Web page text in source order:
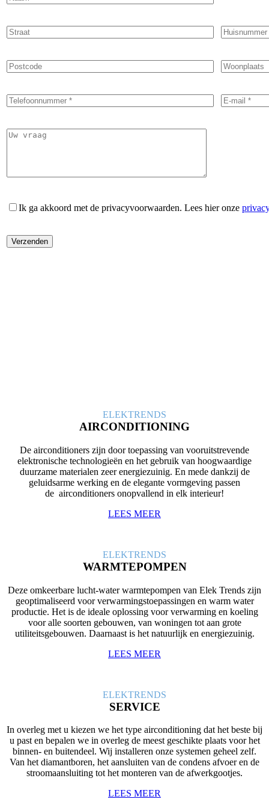
Ik ga akkoord met de privacyvoorwaarden. Lees hier onze
ELEKTRENDS
AIRCONDITIONING
De airconditioners zijn door toepassing van vooruitstrevende
elektronische technologieën en het gebruik van hoogwaardige
duurzame materialen zeer energiezuinig. En mede dankzij de
geluidsarme werking en de elegante vormgeving passen
de airconditioners onopvallend in elk interieur!
LEES MEER
ELEKTRENDS
WARMTEPOMPEN
Deze omkeerbare lucht-water warmtepompen van Elek Trends zijn
geoptimaliseerd voor verwarmingstoepassingen en warm water
productie. Het is de ideale oplossing voor verwarming en koeling
voor alle soorten gebouwen, van woningen tot aan grote
utiliteitsgebouwen. Daarnaast is het natuurlijk en energiezuinig.
LEES MEER
ELEKTRENDS
SERVICE
In overleg met u kiezen we het type airconditioning dat het beste bij
u past en bepalen we in overleg de meest geschikte plaats voor het
binnen- en buitendeel. Wij installeren onze systemen geheel zelf.
Van het diamantboren, het aansluiten van de condens afvoer en de
stroomaansluiting tot het monteren van de afwerkgootjes.
LEES MEER